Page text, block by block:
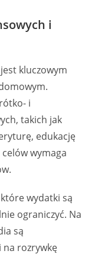
i
jest kluczowym
i
takich jak
edukację
wymaga
wydatki są
ograniczyć. Na
są
na rozrywkę